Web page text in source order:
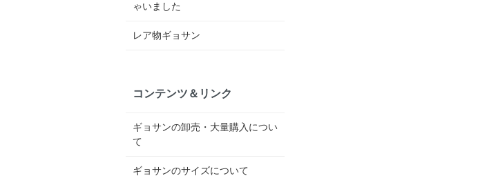
ゃいました
レア物ギョサン
コンテンツ＆リンク
ギョサンの卸売・大量購入につい
て
ギョサンのサイズについて